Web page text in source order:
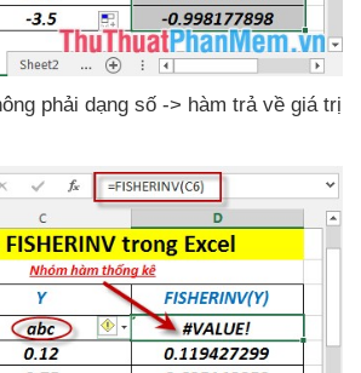
phải dạng số -> hàm trả về giá trị